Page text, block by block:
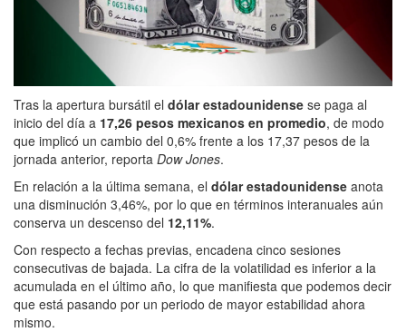
Tras la apertura bursátil el dólar estadounidense se paga al
inicio del día a 17,26 pesos mexicanos en promedio, de modo
que implicó un cambio del 0,6% frente a los 17,37 pesos de la
jornada anterior, reporta Dow Jones.
En relación a la última semana, el dólar estadounidense anota
una disminución 3,46%, por lo que en términos interanuales aún
conserva un descenso del 12,11%.
Con respecto a fechas previas, encadena cinco sesiones
consecutivas de bajada. La cifra de la volatilidad es inferior a la
acumulada en el último año, lo que manifiesta que podemos decir
que está pasando por un periodo de mayor estabilidad ahora
mismo.